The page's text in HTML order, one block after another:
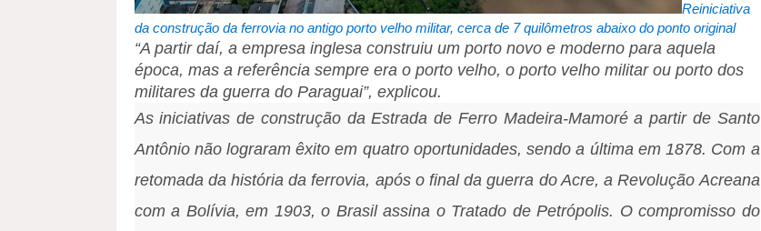
Reiniciativa
da construção da ferrovia no antigo porto velho militar, cerca de 7 quilômetros abaixo do ponto original
“A partir daí, a empresa inglesa construiu um porto novo e moderno para aquela
época, mas a referência sempre era o porto velho, o porto velho militar ou porto dos
militares da guerra do Paraguai”, explicou.
As iniciativas de construção da Estrada de Ferro Madeira-Mamoré a partir de Santo
Antônio não lograram êxito em quatro oportunidades, sendo a última em 1878. Com a
retomada da história da ferrovia, após o final da guerra do Acre, a Revolução Acreana
com a Bolívia, em 1903, o Brasil assina o Tratado de Petrópolis. O compromisso do